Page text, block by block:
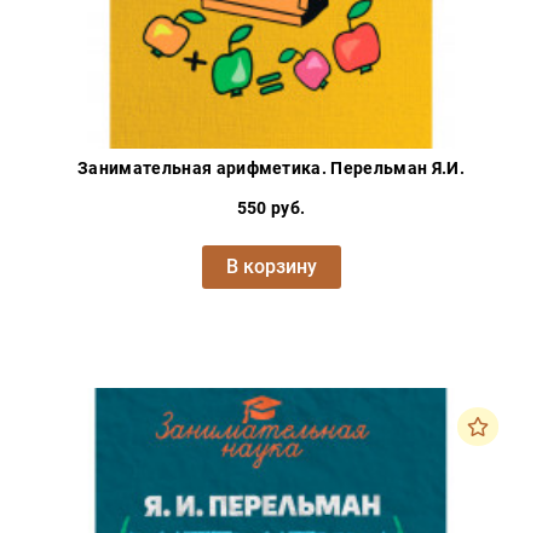
Занимательная арифметика. Перельман Я.И.
550 руб.
В корзину